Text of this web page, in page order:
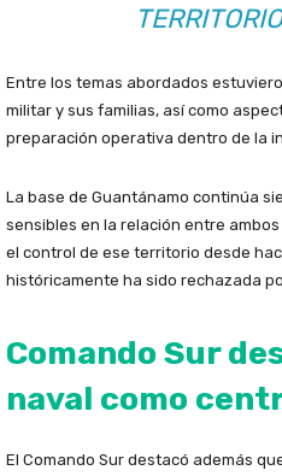
Entre los temas abordados
militar y sus familias, así como
preparación operativa dentro de la
La base de Guantánamo continúa
sensibles en la relación entre
el control de ese territorio desde
históricamente ha sido rechazada
Comando Sur
naval como
El Comando Sur destacó además